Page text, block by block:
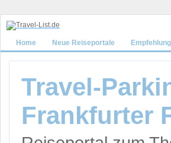
Home Neue Reiseportale
Travel-
Frankfurter